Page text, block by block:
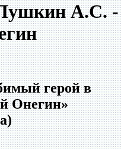
А.С. -
герой в
Онегин»